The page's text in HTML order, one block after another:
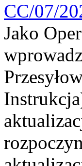
CC/07/
Jako